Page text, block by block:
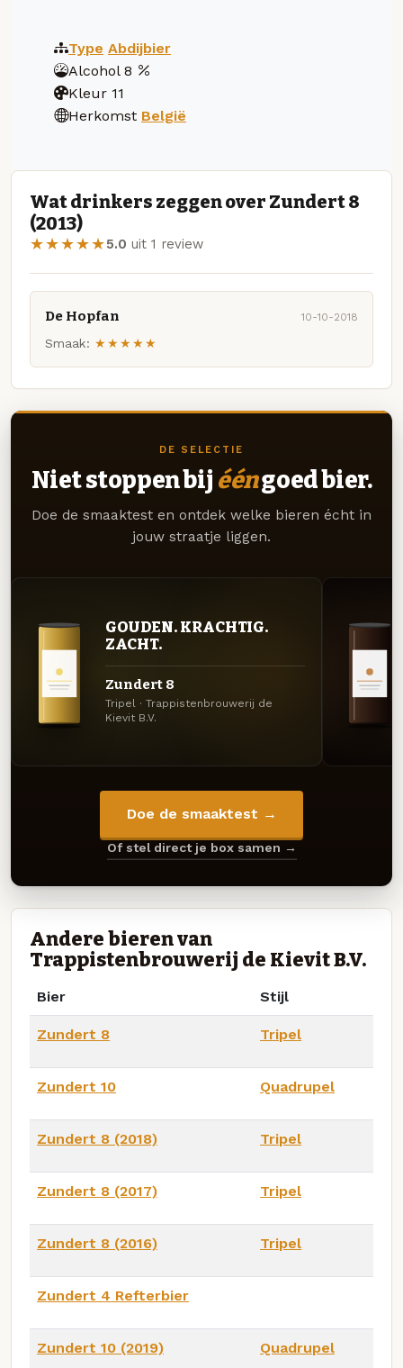
Type Abdijbier
Alcohol 8
Kleur 11
Herkomst België
Wat drinkers zeggen over Zundert 8
(2013)
★★★★★5.0 uit 1 review
De Hopfan 10-10-2018
Smaak: ★★★★★
DE SELECTIE
Niet stoppen bij ééngoed bier.
Doe de smaaktest en ontdek welke bieren écht in
jouw straatje liggen.
GOUDEN. KRACHTIG.
ZACHT.
Zundert 8
Tripel · Trappistenbrouwerij de
Kievit B.V.
Doe de smaaktest →
Of stel direct je box samen →
Andere bieren van
Trappistenbrouwerij de Kievit B.V.
Bier Stijl
Zundert 8 Tripel
Zundert 10 Quadrupel
Zundert 8 (2018) Tripel
Zundert 8 (2017) Tripel
Zundert 8 (2016) Tripel
Zundert 4 Refterbier
Zundert 10 (2019) Quadrupel